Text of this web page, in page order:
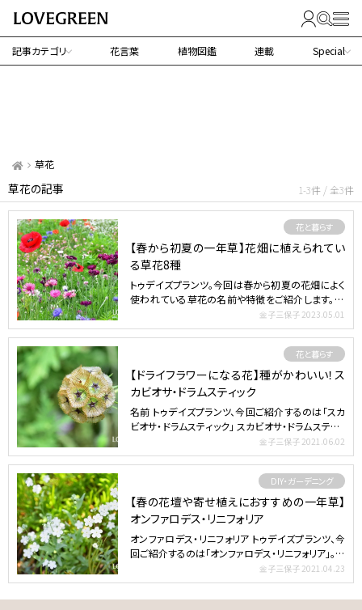
記事カテゴリ 花言葉 植物図鑑 連載 Special
草花
草花の記事 1-3件 / 全3件
花と暮らす
【春から初夏の一年草】花畑に植えられてい
る草花8種
トゥデイズプランツ。今回は春から初夏の花畑によく
使われている草花の名前や特徴をご紹介します。 ＊
金子三保子 2023.05.01
花と暮らす
【ドライフラワーになる花】種がかわいい！ス
カビオサ・ドラムスティック
名前 トゥデイズプランツ、今回ご紹介するのは「スカ
ビオサ・ドラムスティック」 スカビオサ・ドラムスティッ
金子三保子 2021.06.02
DIY・ガーデニング
【春の花壇や寄せ植えにおすすめの一年草】
オンファロデス・リニフォリア
オンファロデス・リニフォリア トゥデイズプランツ、今
回ご紹介するのは「オンファロデス・リニフォリア」。春
金子三保子 2021.04.23